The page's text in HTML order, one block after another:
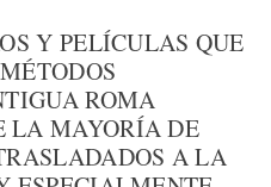
Y PELÍCULAS QUE
ROMA
LA MAYORÍA DE
A LA